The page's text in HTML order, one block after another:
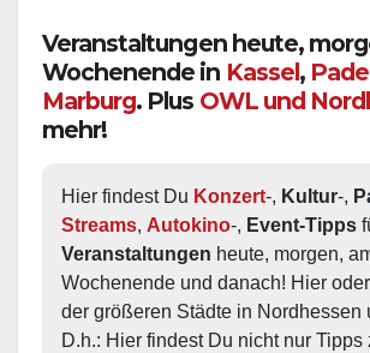
Veranstaltungen heute,
Wochenende in Kassel ,
Marburg. Plus OWL und
mehr!
Hier findest Du Konzert-, Kultur-,
Streams, Autokino-, Event-Tipps
Veranstaltungen heute, morgen,
Wochenende und danach! Hier
der größeren Städte in Nordhessen
D.h.: Hier findest Du nicht nur Tipps